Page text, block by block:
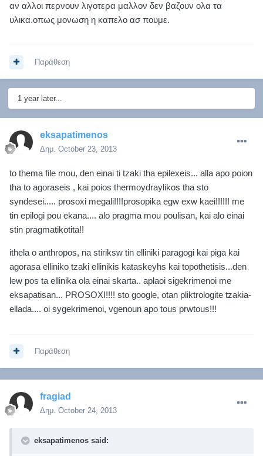
αν αλλοι περνουν λιγοτερα μαλλον δεν βαζουν ολα τα
υλικα.οπως μονωση η καπελο ασ πουμε.
Παράθεση
1 year later...
eksapatimenos
Δημ. October 23, 2013
to thema file mou, den einai ti tzaki tha epilexeis... alla apo poion
tha to agoraseis , kai poios thermoydraylikos tha sto
syndesei..... prosoxi megali!!!!prosopika egw exw kaei!!!!!! me
tin epilogi pou ekana.... alo pragma mou poulisan, kai alo einai
stin pragmatikotita!!
ithela o anthropos, na stiriksw tin elliniki paragogi kai piga kai
agorasa elliniko tzaki ellinikis kataskeyhs kai topothetisis...den
lew pos ta ellinika ola einai skarta.. aplaoi sigekrimenoi me
eksapatisan... PROSOXI!!!! sto google, otan pliktrologite tzakia-
ellada.... oi sygekrimenoi, vgenoun apo tous prwtous!!!
Παράθεση
fragiad
Δημ. October 24, 2013
eksapatimenos said: